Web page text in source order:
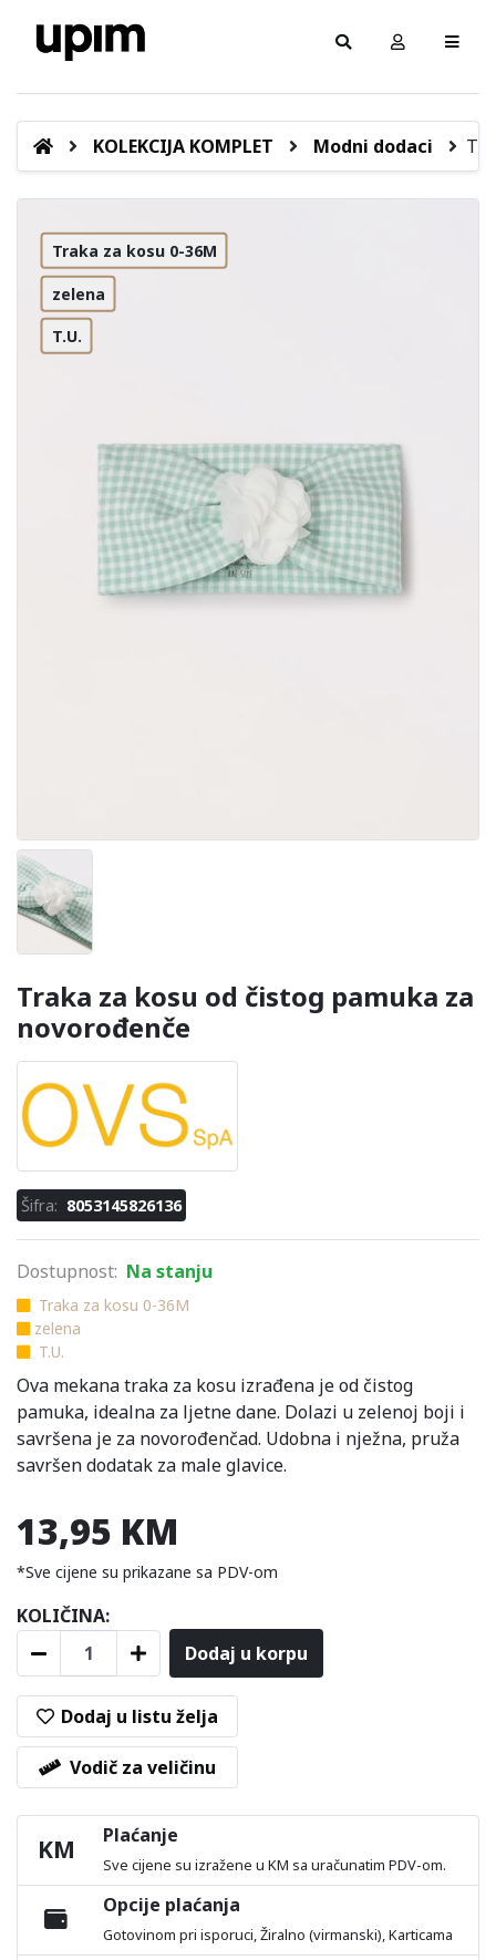
KOLEKCIJA KOMPLET Modni dodaci
Traka za kosu 0-36M
zelena
T.U.
Traka za kosu od čistog pamuka za
novorođenče
Šifra: 8053145826136
Dostupnost: Na stanju
Traka za kosu 0-36M
zelena
T.U.
Ova mekana traka za kosu izrađena je od čistog
pamuka, idealna za ljetne dane. Dolazi u zelenoj boji i
savršena je za novorođenčad. Udobna i nježna, pruža
savršen dodatak za male glavice.
13,95 KM
*Sve cijene su prikazane sa PDV-om
KOLIČINA:
Dodaj u korpu
Dodaj u listu želja
Vodič za veličinu
KM Plaćanje
Sve cijene su izražene u KM sa uračunatim PDV-om.
Opcije plaćanja
Gotovinom pri isporuci, Žiralno (virmanski), Karticama